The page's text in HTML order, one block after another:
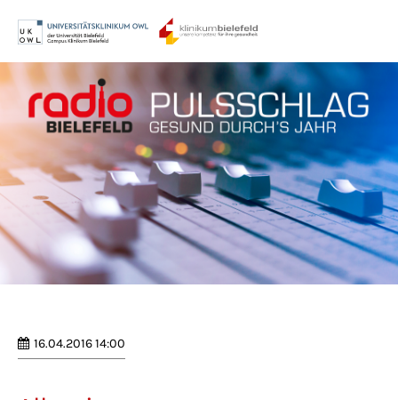
Login
Benutzername
Passwort
Anmelden
16.04.2016 14:00